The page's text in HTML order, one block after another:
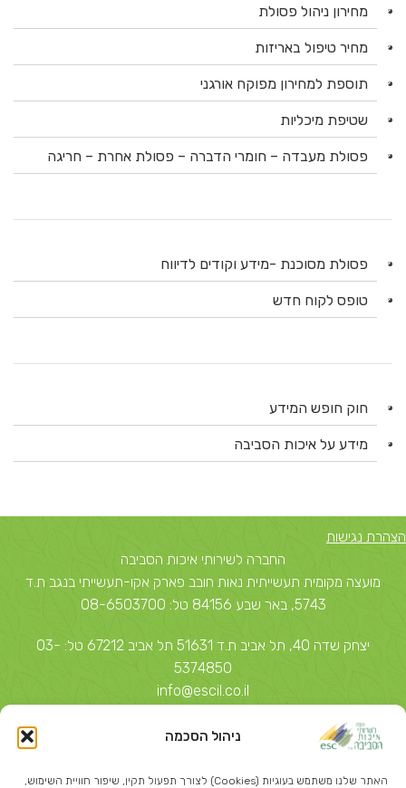
ניהול הסכמה
האתר שלנו משתמש בעוגיות (Cookies) לצורך תפעול תקין, שיפור חוויית השימוש,
מחירון ניהול פסולת
מחיר טיפול באריזות
תוספת למחירון מפוקח אורגני
שטיפת מיכליות
פסולת מעבדה – חומרי הדברה – פסולת אחרת – חריגה
פסולת מסוכנת -מידע וקודים לדיווח
טופס לקוח חדש
חוק חופש המידע
מידע על איכות הסביבה
הצהרת נגישות
החברה לשירותי איכות הסביבה
מועצה מקומית תעשייתית נאות חובב פארק אקו-תעשייתי בנגב ת.ד
5743, באר שבע 84156 טל: 08-6503700
יצחק שדה 40, תל אביב ת.ד 51631 תל אביב 67212 טל: 03-
5374850
info@escil.co.il